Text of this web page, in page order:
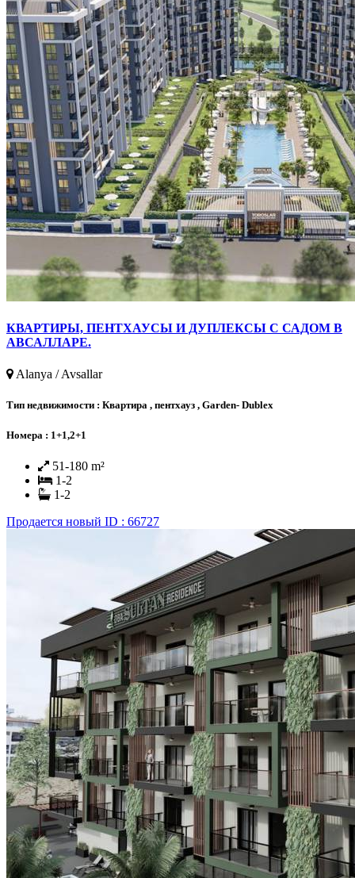
КВАРТИРЫ, ПЕНТХАУСЫ И ДУПЛЕКСЫ С САДОМ В
АВСАЛЛАРЕ.
Alanya / Avsallar
Тип недвижимости : Квартира , пентхауз , Garden- Dublex
Номера : 1+1,2+1
51-180 m²
1-2
1-2
Продается новый ID : 66727